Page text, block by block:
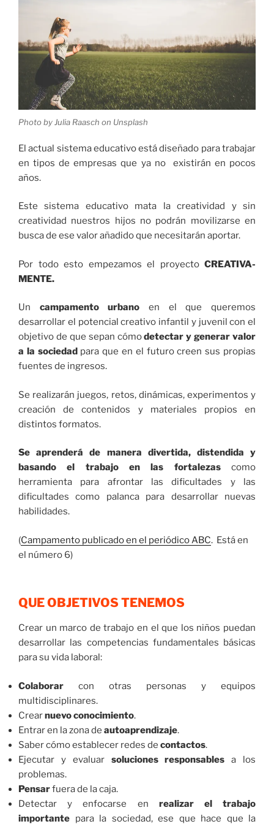
Photo by Julia Raasch on Unsplash
El actual sistema educativo está diseñado para trabajar
en tipos de empresas que ya no existirán en pocos
años.
Este sistema educativo mata la creatividad y sin
creatividad nuestros hijos no podrán movilizarse en
busca de ese valor añadido que necesitarán aportar.
Por todo esto empezamos el proyecto CREATIVA-
MENTE.
Un campamento urbano en el que queremos
desarrollar el potencial creativo infantil y juvenil con el
objetivo de que sepan cómodetectar y generar valor
a la sociedad para que en el futuro creen sus propias
fuentes de ingresos.
Se realizarán juegos, retos, dinámicas, experimentos y
creación de contenidos y materiales propios en
distintos formatos.
Se aprenderá de manera divertida, distendida y
basando el trabajo en las fortalezascomo
herramienta para afrontar las dificultades y las
dificultades como palanca para desarrollar nuevas
habilidades.
(Campamento publicado en el periódico ABC. Está en
el número 6)
QUE OBJETIVOS TENEMOS
Crear un marco de trabajo en el que los niños puedan
desarrollar las competencias fundamentales básicas
para su vida laboral:
Colaborar con otras personas y equipos
multidisciplinares.
Crearnuevo conocimiento.
Entrar en la zona de autoaprendizaje.
Saber cómo establecer redes de contactos.
Ejecutar y evaluar soluciones responsables a los
problemas.
Pensarfuera de la caja.
Detectar y enfocarse en realizar el trabajo
importante para la sociedad, ese que hace que la